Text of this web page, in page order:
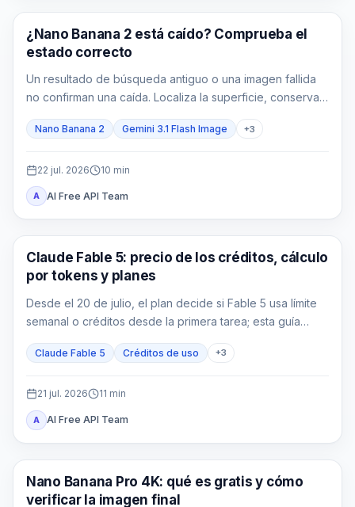
Imagen Gemini
¿Nano Banana 2 está caído? Comprueba el
estado correcto
Un resultado de búsqueda antiguo o una imagen fallida
no confirman una caída. Localiza la superficie, conserva
Nano Banana 2 Gemini 3.1 Flash Image +3
22 jul. 2026 10 min
A AI Free API Team
Claude
Claude Fable 5: precio de los créditos, cálculo
por tokens y planes
Desde el 20 de julio, el plan decide si Fable 5 usa límite
semanal o créditos desde la primera tarea; esta guía
Claude Fable 5 Créditos de uso +3
21 jul. 2026 11 min
A AI Free API Team
Generación de imágenes IA
Nano Banana Pro 4K: qué es gratis y cómo
verificar la imagen final